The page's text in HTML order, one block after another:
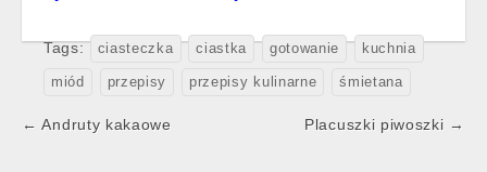
Tags: ciasteczka ciastka gotowanie kuchnia
miód przepisy przepisy kulinarne śmietana
Post
← Andruty kakaowe Placuszki piwoszki →